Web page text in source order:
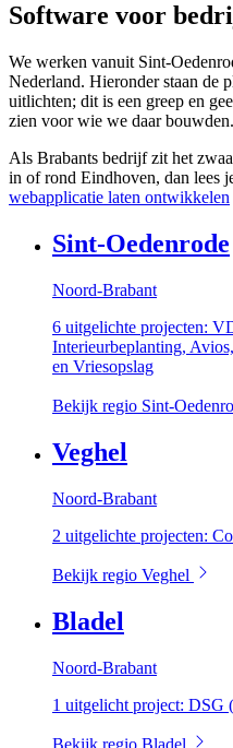
Software voor
We werken vanuit Sint-
Nederland. Hieronder staan de
uitlichten; dit is een greep en
zien voor wie we daar bouwden.
Als Brabants bedrijf zit het
in of rond Eindhoven, dan lees
webapplicatie laten ontwikkelen
Sint-Oedenrode
Noord-Brabant
6 uitgelichte projecten:
Interieurbeplanting,
en Vriesopslag
Bekijk regio Sint-
Veghel
Noord-Brabant
2 uitgelichte projecten:
Bekijk regio Veghel
Bladel
Noord-Brabant
1 uitgelicht project: DSG
Bekijk regio Bladel